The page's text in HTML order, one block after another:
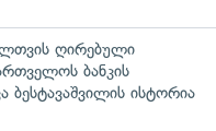
ღირებული
ბანკის
ბესტავაშვილის ისტორია